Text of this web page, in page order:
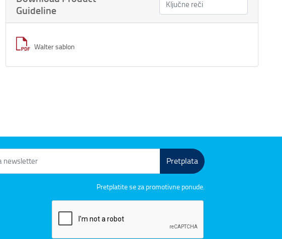
Guideline
Walter sablon
Pretplata
Pretplatite se za promotivne ponude.